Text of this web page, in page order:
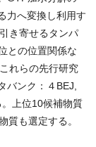
力へ変換し利用す
き寄せるタンパ
との位置関係な
れらの先行研究
バンク：４BEJ,
上位10候補物質
質も選定する。